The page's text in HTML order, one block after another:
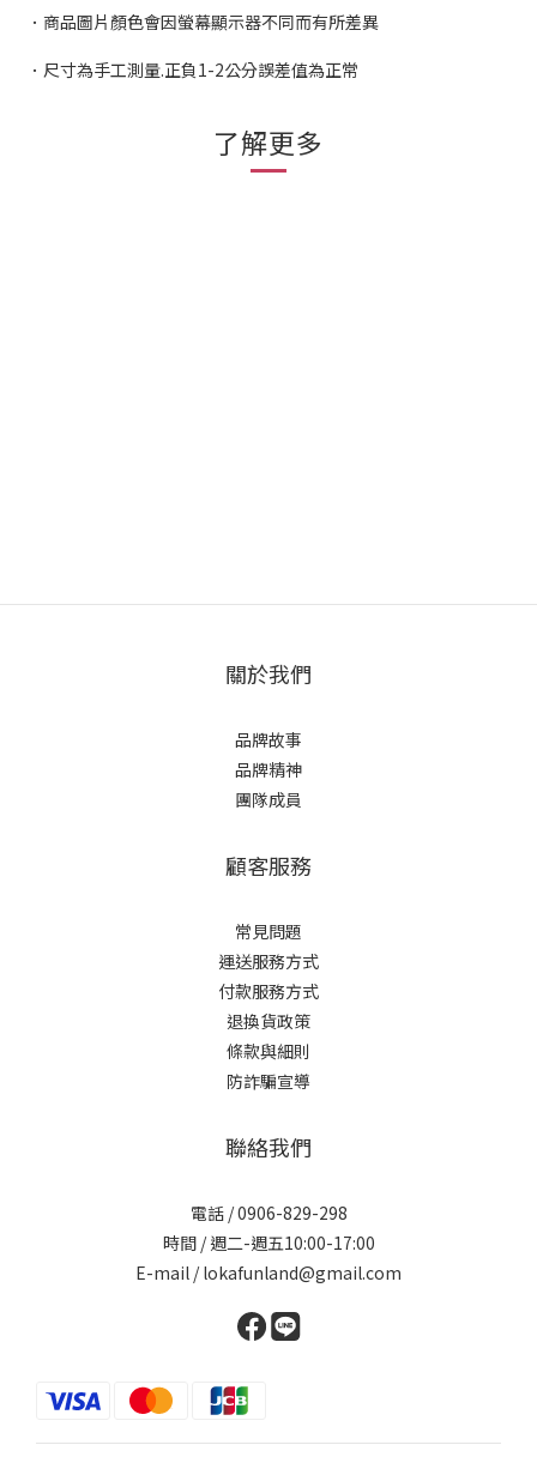
．商品圖片顏色會因螢幕顯示器不同而有所差異
．尺寸為手工測量.正負1-2公分誤差值為正常
了解更多
關於我們
品牌故事
品牌精神
團隊成員
顧客服務
常見問題
運送服務方式
付款服務方式
退換貨政策
條款與細則
防詐騙宣導
聯絡我們
電話 / 0906-829-298
時間 / 週二-週五10:00-17:00
E-mail / lokafunland@gmail.com